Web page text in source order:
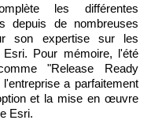
les différentes
depuis de nombreuses
son expertise sur les
Pour mémoire, l'été
"Release Ready
a parfaitement
et la mise en œuvre
Esri.